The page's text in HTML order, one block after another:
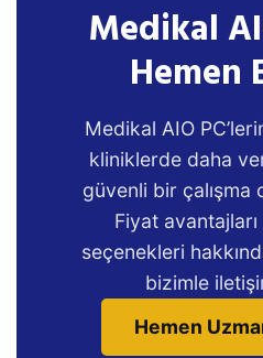
Medikal
Hemen
Medikal AIO
kliniklerde daha
güvenli bir çalışma
Fiyat
seçenekleri
bizimle
Hemen